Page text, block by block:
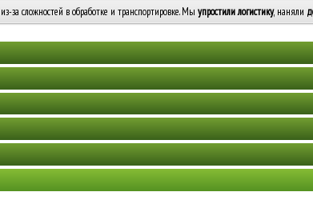
за сложностей в обработке и транспортировке. Мы упростили логистику, наняли